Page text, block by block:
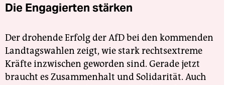
Die Engagierten stärken
Der drohende Erfolg der AfD bei den kommenden
Landtagswahlen zeigt, wie stark rechtsextreme
Kräfte inzwischen geworden sind. Gerade jetzt
braucht es Zusammenhalt und Solidarität. Auch